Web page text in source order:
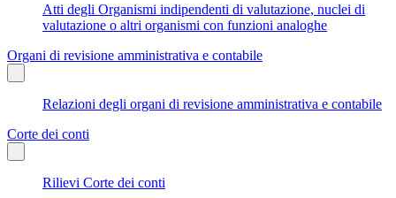
Atti degli Organismi indipendenti di valutazione, nuclei di
valutazione o altri organismi con funzioni analoghe
Organi di revisione amministrativa e contabile
Relazioni degli organi di revisione amministrativa e contabile
Corte dei conti
Rilievi Corte dei conti